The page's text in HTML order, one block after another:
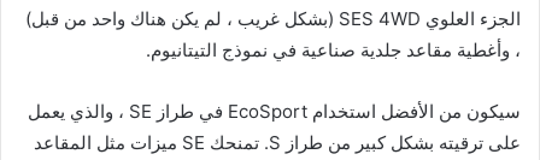
الجزء العلوي SES 4WD (بشكل غريب ، لم يكن هناك واحد من قبل)
، وأغطية مقاعد جلدية صناعية في نموذج التيتانيوم.
سيكون من الأفضل استخدام EcoSport في طراز SE ، والذي يعمل
على ترقيته بشكل كبير من طراز S. تمنحك SE ميزات مثل المقاعد